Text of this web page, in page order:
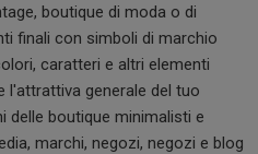
boutique di moda o di
finali con simboli di marchio
caratteri e altri elementi
l'attrattiva generale del tuo
delle boutique minimalisti e
marchi, negozi, negozi e blog